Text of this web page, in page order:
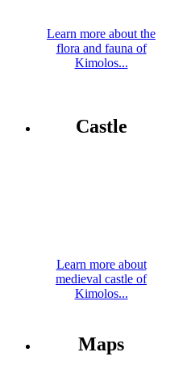
Learn more about the
flora and fauna of
Kimolos...
Castle
Learn more about
medieval castle of
Kimolos...
Maps